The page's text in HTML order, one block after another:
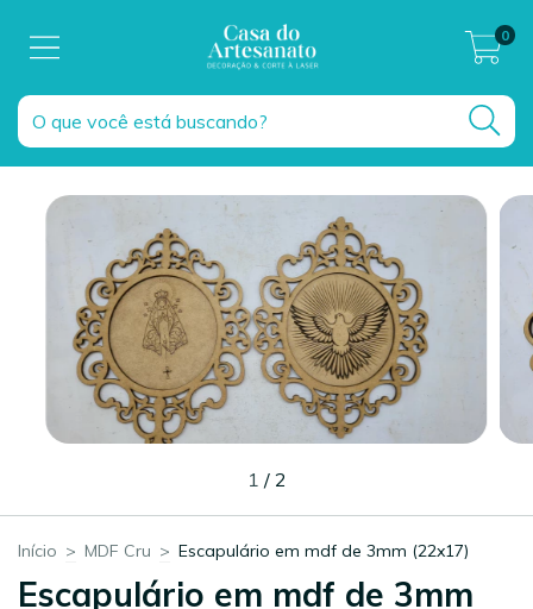
0
1 / 2
Início > MDF Cru > Escapulário em mdf de 3mm (22x17)
Escapulário em mdf de 3mm